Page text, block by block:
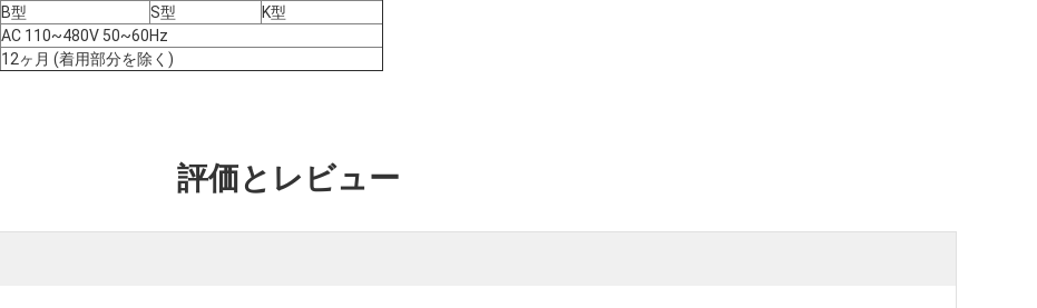
B型 S型
K型
AC 110~480V 50~60Hz
12ヶ月 (着用部分を除く)
評価とレビュー